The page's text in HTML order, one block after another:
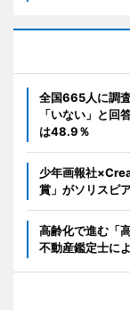
全国665人に調
「いない」と回
は48.9％
少年画報社
賞」がソリスピ
高齢化で進む「
不動産鑑定士に